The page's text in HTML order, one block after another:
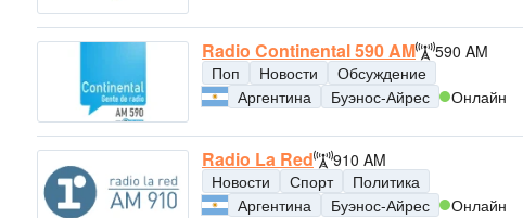
Radio Continental 590 AM
590 AM
Поп
Новости
Обсуждение
Аргентина
Буэнос-Айрес Онлайн
Radio La Red
910 AM
Новости
Спорт
Политика
Аргентина
Буэнос-Айрес Онлайн